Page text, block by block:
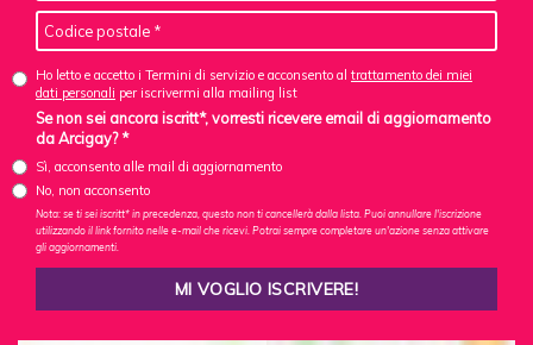
Ho letto e accetto i Termini di servizio e acconsento al trattamento dei miei
dati personali per iscrivermi alla mailing list
Se non sei ancora iscritt*, vorresti ricevere email di aggiornamento
da Arcigay? *
Sì, acconsento alle mail di aggiornamento
No, non acconsento
Nota: se ti sei iscritt* in precedenza, questo non ti cancellerà dalla lista. Puoi annullare l'iscrizione
utilizzando il link fornito nelle e-mail che ricevi. Potrai sempre completare un'azione senza attivare
gli aggiornamenti.